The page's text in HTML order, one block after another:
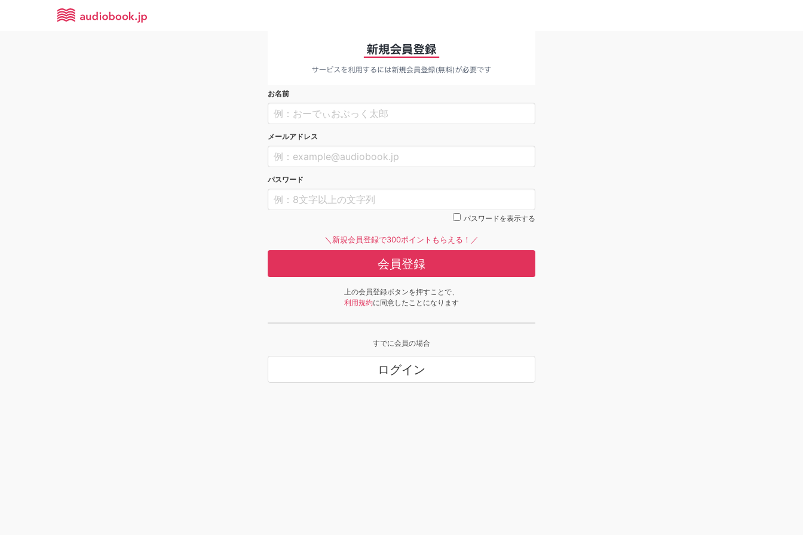
お名前
メールアドレス
パスワード
パスワードを表示する
＼新規会員登録で300ポイントもらえる！／
会員登録
上の会員登録ボタンを押すことで、
利用規約に同意したことになります
すでに会員の場合
ログイン